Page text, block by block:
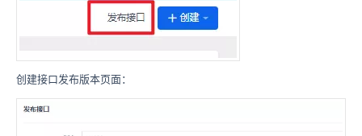
创建接口发布版本页面：